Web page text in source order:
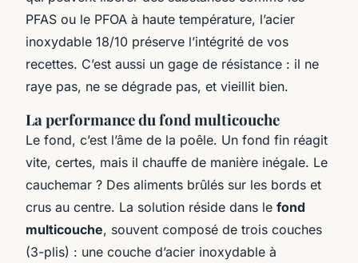
PFAS ou le PFOA à haute température, l’acier
inoxydable 18/10 préserve l’intégrité de vos
recettes. C’est aussi un gage de résistance : il ne
raye pas, ne se dégrade pas, et vieillit bien.
La performance du fond multicouche
Le fond, c’est l’âme de la poêle. Un fond fin réagit
vite, certes, mais il chauffe de manière inégale. Le
cauchemar ? Des aliments brûlés sur les bords et
crus au centre. La solution réside dans le fond
multicouche, souvent composé de trois couches
(3-plis) : une couche d’acier inoxydable à